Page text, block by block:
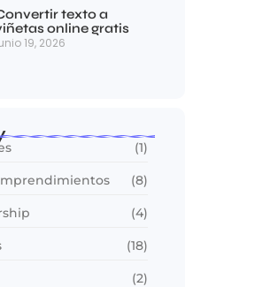
texto a
online gratis
19, 2026
(1)
(8)
(4)
(18)
(2)